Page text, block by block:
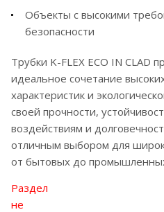
Объекты с высокими
безопасности
Трубки K-FLEX ECO IN CLAD
идеальное сочетание
характеристик и
своей прочности,
воздействиям и
отличным выбором для
от бытовых до
Раздел
не